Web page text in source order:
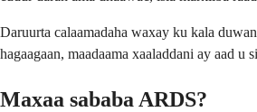
Daruurta calaamadaha waxay ku kala
hagaagaan, maadaama xaaladdani ay aad
Maxaa sababa ARDS?